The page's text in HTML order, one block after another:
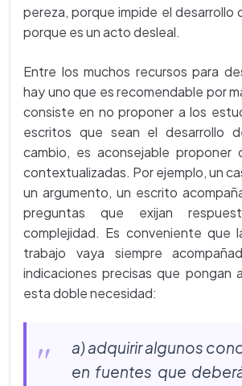
pereza, porque impide el desarrollo
porque es un acto desleal.
Entre los muchos recursos para
hay uno que es recomendable por
consiste en no proponer a los
escritos que sean el desarrollo
cambio, es aconsejable proponer
contextualizadas. Por ejemplo, un
un argumento, un escrito
preguntas que exijan
complejidad. Es conveniente que
trabajo vaya siempre
indicaciones precisas que pongan
esta doble necesidad:
a) adquirir algunos
en fuentes que